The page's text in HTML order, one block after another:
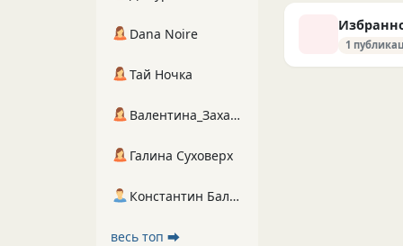
1
Dana Noire
Тай Ночка
Валентина_Захарова
Галина Суховерх
Константин Балухта
весь топ ⮕